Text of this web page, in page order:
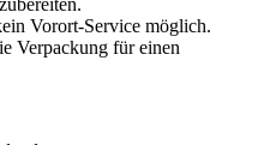
Vorort-Service möglich.
Verpackung für einen